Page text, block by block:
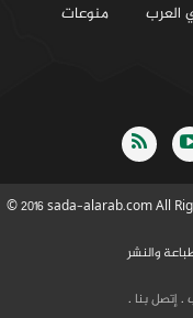
منوعات
© 2016 sada-alarab.com All
والنشر
.إتصل بنا .